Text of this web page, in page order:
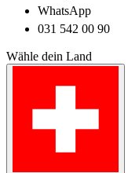
WhatsApp
031 542 00 90
Wähle dein Land